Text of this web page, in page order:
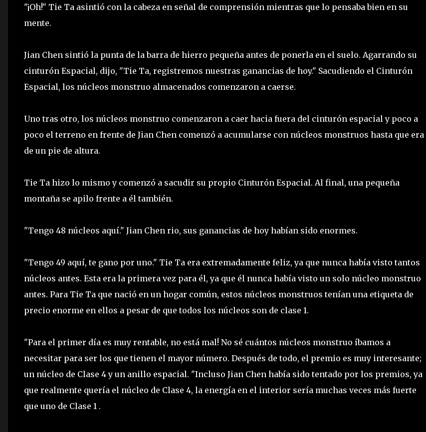
"¡Oh!" Tie Ta asintió con la cabeza en señal de comprensión mientras que lo pensaba bien en su
mente.
Jian Chen sintió la punta de la barra de hierro pequeña antes de ponerla en el suelo. Agarrando su
cinturón Espacial, dijo, "Tie Ta, registremos nuestras ganancias de hoy." Sacudiendo el Cinturón
Espacial, los núcleos monstruo almacenados comenzaron a caerse.
Uno tras otro, los núcleos monstruo comenzaron a caer hacia fuera del cinturón espacial y poco a
poco el terreno en frente de Jian Chen comenzó a acumularse con núcleos monstruos hasta que era
de un pie de altura.
Tie Ta hizo lo mismo y comenzó a sacudir su propio Cinturón Espacial. Al final, una pequeña
montaña se apilo frente a él también.
"Tengo 48 núcleos aquí." Jian Chen rio, sus ganancias de hoy habían sido enormes.
"Tengo 49 aquí, te gano por uno." Tie Ta era extremadamente feliz, ya que nunca había visto tantos
núcleos antes. Esta era la primera vez para él, ya que él nunca había visto un solo núcleo monstruo
antes. Para Tie Ta que nació en un hogar común, estos núcleos monstruos tenían una etiqueta de
precio enorme en ellos a pesar de que todos los núcleos son de clase 1.
"Para el primer día es muy rentable, no está mal! No sé cuántos núcleos monstruo íbamos a
necesitar para ser los que tienen el mayor número. Después de todo, el premio es muy interesante;
un núcleo de Clase 4 y un anillo espacial. "Incluso Jian Chen había sido tentado por los premios, ya
que realmente quería el núcleo de Clase 4, la energía en el interior sería muchas veces más fuerte
que uno de Clase 1 .